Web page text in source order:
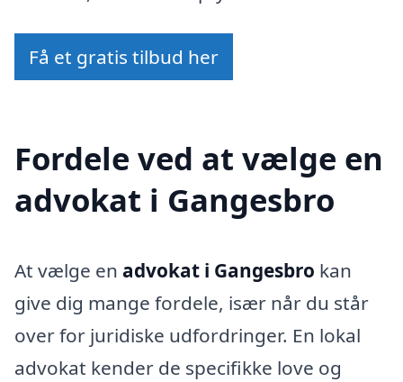
Få et gratis tilbud her
Fordele ved at vælge en
advokat i Gangesbro
At vælge en advokat i Gangesbro kan
give dig mange fordele, især når du står
over for juridiske udfordringer. En lokal
advokat kender de specifikke love og